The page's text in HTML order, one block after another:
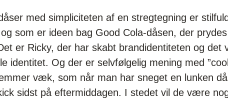
med simpliciteten af en stregtegning er
som er ideen bag Good Cola-dåsen, der
er Ricky, der har skabt brandidentiteten og det
identitet. Og der er selvfølgelig mening med
væk, som når man har sneget en lunken
sidst på eftermiddagen. I stedet vil de være